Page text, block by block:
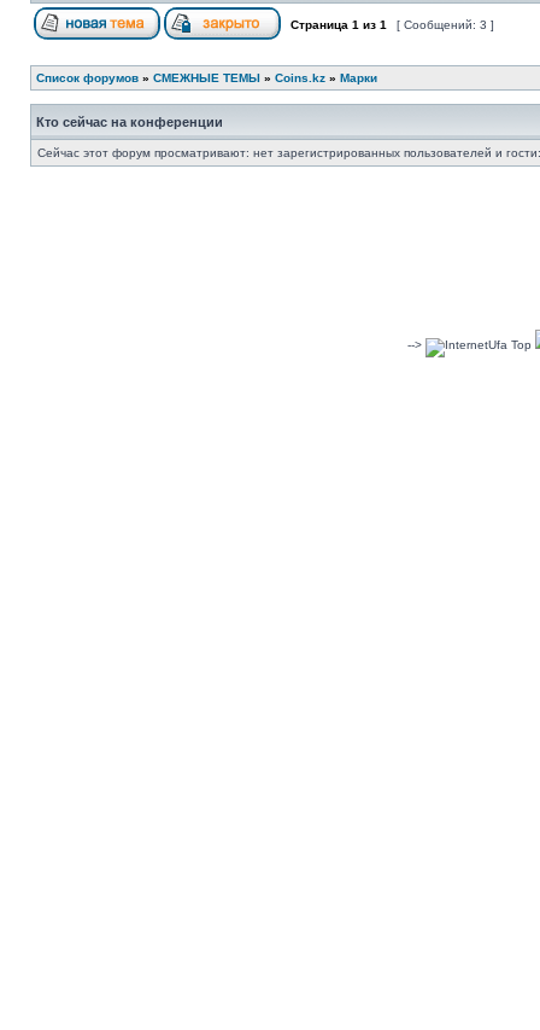
Страница 1 из 1 [ Сообщений: 3 ]
Список форумов » СМЕЖНЫЕ ТЕМЫ » Coins.kz » Марки
Кто сейчас на конференции
Сейчас этот форум просматривают: нет зарегистрированных пользователей и
-->